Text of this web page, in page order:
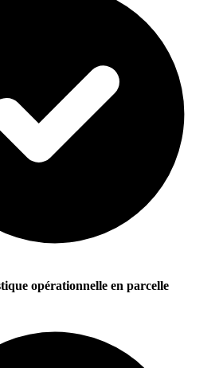
opérationnelle en parcelle